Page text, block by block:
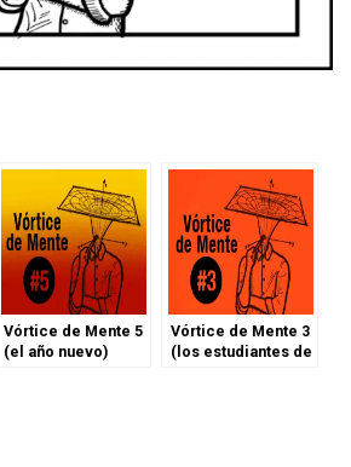
Vórtice de Mente 5
(el año nuevo)
Vórtice de Mente 3
(los estudiantes de